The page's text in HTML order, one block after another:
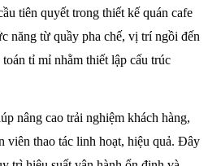
tiên quyết trong thiết kế quán cafe
năng từ quầy pha chế, vị trí ngồi đến
tỉ mỉ nhằm thiết lập cấu trúc
nâng cao trải nghiệm khách hàng,
viên thao tác linh hoạt, hiệu quả. Đây